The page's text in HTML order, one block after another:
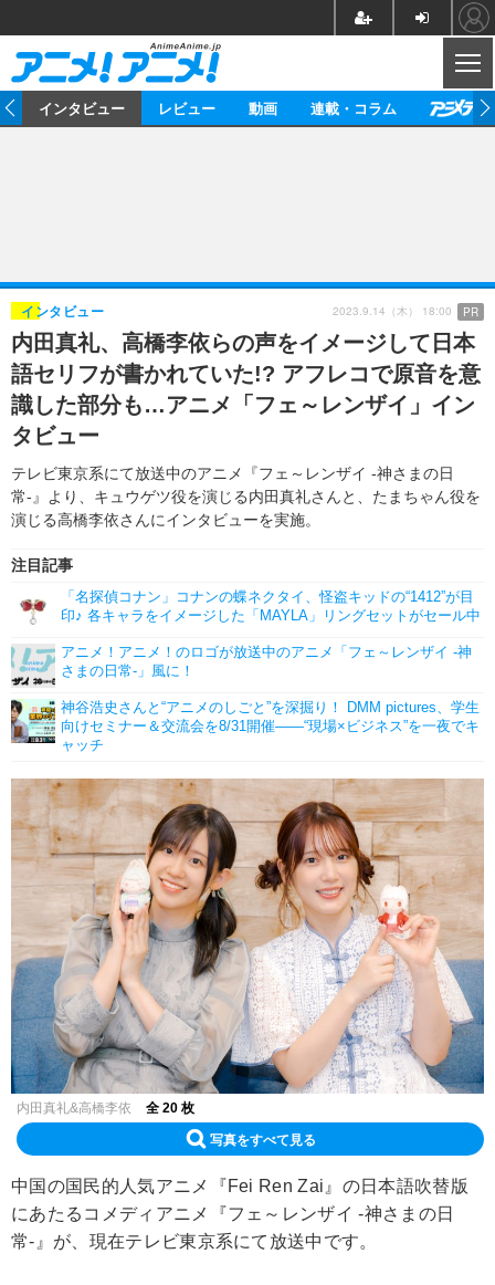
ゲーム グッズ
イベント 海外
海外イベント ビジネス
俳優・タレント アーティスト
ビジネス
アニメ 実写
書評 イベント
動画
アニメ 映画/ドラマ
アニメ！アニメ！TV
連載・コラム
インタビュー レビュー 動画 連載・コラム
内田真礼、高橋李依らの声をイメージして日本
語セリフが書かれていた!? アフレコで原音を意
識した部分も…アニメ「フェ～レンザイ」イン
タビュー
テレビ東京系にて放送中のアニメ『フェ～レンザイ -神さまの日
常-』より、キュウゲツ役を演じる内田真礼さんと、たまちゃん役を
演じる高橋李依さんにインタビューを実施。
インタビュー
注目記事
「名探偵コナン」コナンの蝶ネクタイ、怪盗キッドの“1412”が目
印♪ 各キャラをイメージした「MAYLA」リングセットがセール中
アニメ！アニメ！のロゴが放送中のアニメ「フェ～レンザイ -神
さまの日常-」風に！
神谷浩史さんと“アニメのしごと”を深掘り！ DMM pictures、学生
向けセミナー＆交流会を8/31開催――“現場×ビジネス”を一夜でキ
ャッチ
2023.9.14（木） 18:00 PR
内田真礼&高橋李依 全 20 枚
写真をすべて見る
中国の国民的人気アニメ『Fei Ren Zai』の日本語吹替版
にあたるコメディアニメ『フェ～レンザイ -神さまの日
常-』が、現在テレビ東京系にて放送中です。